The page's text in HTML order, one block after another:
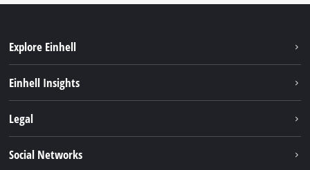
Explore Einhell
Einhell globalt
Einhell Insights
Legal
Social Networks